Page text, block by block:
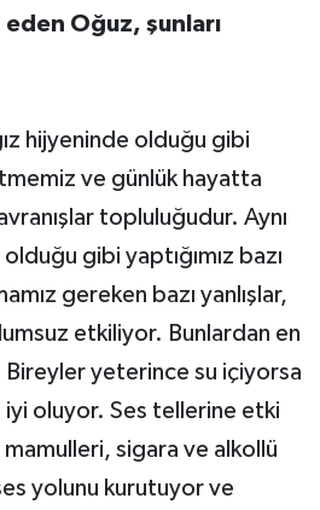
Oğuz, şunları
hijyeninde olduğu gibi
ve günlük hayatta
topluluğudur. Aynı
gibi yaptığımız bazı
gereken bazı yanlışlar,
etkiliyor. Bunlardan en
Bireyler yeterince su içiyorsa
iyi oluyor. Ses tellerine etki
sigara ve alkollü
yolunu kurutuyor ve